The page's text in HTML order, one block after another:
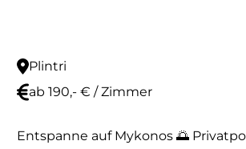
Plintri
ab 190,- € / Zimmer
Entspanne auf Mykonos 🌅